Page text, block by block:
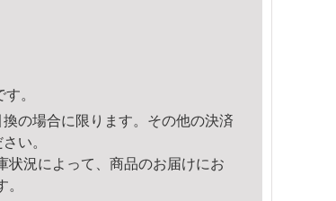
。
の場合に限ります。その他の決済
い。
況によって、商品のお届けにお